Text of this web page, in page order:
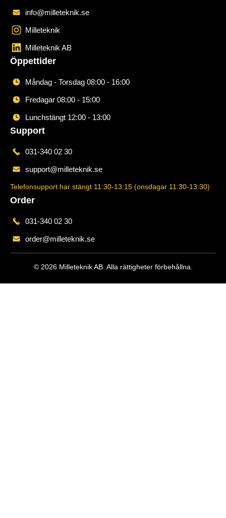
info@milleteknik.se
Milleteknik
Milleteknik AB
Öppettider
Måndag - Torsdag 08:00 - 16:00
Fredagar 08:00 - 15:00
Lunchstängt 12:00 - 13:00
Support
031-340 02 30
support@milleteknik.se
Telefonsupport har stängt 11:30-13:15 (onsdagar 11:30-13:30)
Order
031-340 02 30
order@milleteknik.se
© 2026 Milleteknik AB. Alla rättigheter förbehållna.